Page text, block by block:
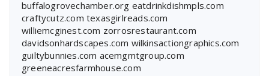
buffalogrovechamber.org eatdrinkdishmpls.com
craftycutz.com texasgirlreads.com
williemcginest.com zorrosrestaurant.com
davidsonhardscapes.com wilkinsactiongraphics.com
guiltybunnies.com acemgmtgroup.com
greeneacresfarmhouse.com